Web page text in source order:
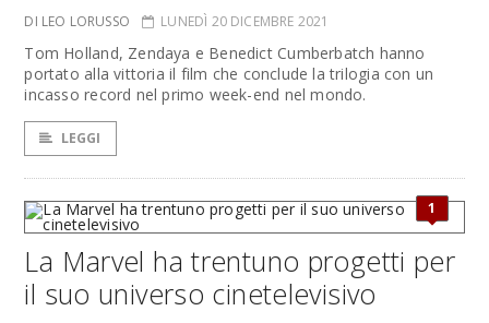
DI LEO LORUSSO LUNEDÌ 20 DICEMBRE 2021
Tom Holland, Zendaya e Benedict Cumberbatch hanno
portato alla vittoria il film che conclude la trilogia con un
incasso record nel primo week-end nel mondo.
LEGGI
1
La Marvel ha trentuno progetti per
il suo universo cinetelevisivo